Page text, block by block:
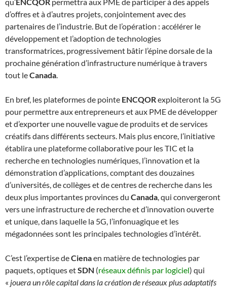
d’offres et à d’autres projets, conjointement avec des
partenaires de l’industrie. But de l’opération : accélérer le
développement et l’adoption de technologies
transformatrices, progressivement bâtir l’épine dorsale de la
prochaine génération d’infrastructure numérique à travers
tout leCanada.
En bref, les plateformes de pointe ENCQORexploiteront la 5G
pour permettre aux entrepreneurs et aux PME de développer
et d’exporter une nouvelle vague de produits et de services
créatifs dans différents secteurs. Mais plus encore, l’initiative
établira une plateforme collaborative pour les TIC et la
recherche en technologies numériques, l’innovation et la
démonstration d’applications, comptant des douzaines
d’universités, de collèges et de centres de recherche dans les
deux plus importantes provinces du Canada, qui convergeront
vers une infrastructure de recherche et d’innovation ouverte
et unique, dans laquelle la 5G, l’infonuagique et les
mégadonnées sont les principales technologies d’intérêt.
C’est l’expertise deCienaen matière de technologies par
paquets, optiques etSDN (réseaux définis par logiciel) qui
« jouera un rôle capital dans la création de réseaux plus adaptatifs